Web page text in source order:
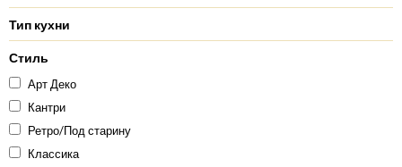
Тип кухни
Стиль
Арт Деко
Кантри
Ретро/Под старину
Классика